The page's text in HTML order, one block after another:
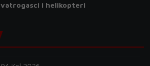
vatrogasci i helikopteri